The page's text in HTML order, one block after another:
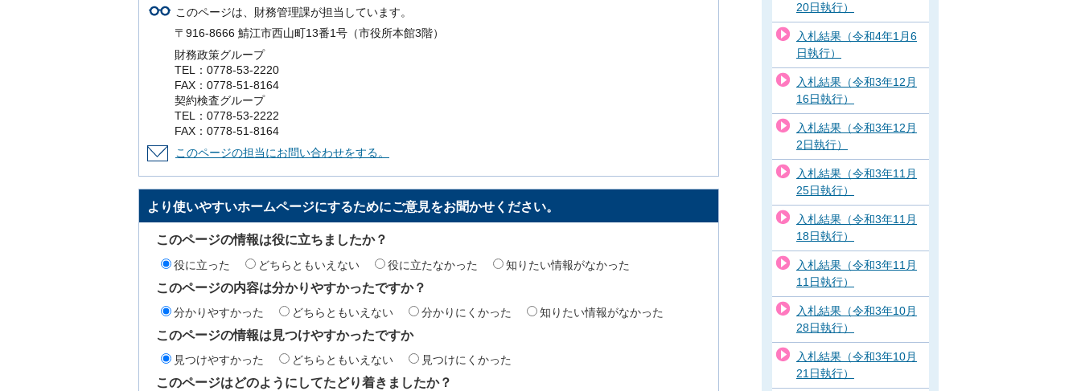
このページは、財務管理課が担当しています。
〒916-8666 鯖江市西山町13番1号（市役所本館3階）
財務政策グループ
TEL：0778-53-2220
FAX：0778-51-8164
契約検査グループ
TEL：0778-53-2222
FAX：0778-51-8164
このページの担当にお問い合わせをする。
より使いやすいホームページにするためにご意見をお聞かせください。
このページの情報は役に立ちましたか？
役に立った どちらともいえない 役に立たなかった 知りたい情報がなかった
このページの内容は分かりやすかったですか？
分かりやすかった どちらともいえない 分かりにくかった 知りたい情報がなかった
このページの情報は見つけやすかったですか
見つけやすかった どちらともいえない 見つけにくかった
このページはどのようにしてたどり着きましたか？
20日執行）
入札結果（令和4年1月6
日執行）
入札結果（令和3年12月
16日執行）
入札結果（令和3年12月
2日執行）
入札結果（令和3年11月
25日執行）
入札結果（令和3年11月
18日執行）
入札結果（令和3年11月
11日執行）
入札結果（令和3年10月
28日執行）
入札結果（令和3年10月
21日執行）